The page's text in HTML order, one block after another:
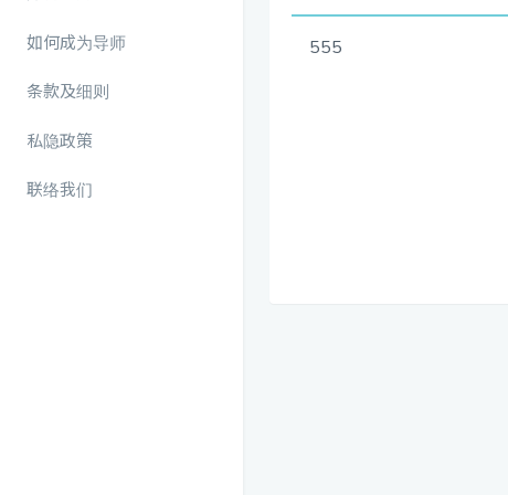
如何成为导师
条款及细则
私隐政策
联络我们
555